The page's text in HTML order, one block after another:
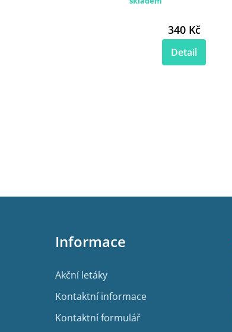
340 Kč
Detail
Z
Informace
Akční letáky
Kontaktní informace
Kontaktní formulář